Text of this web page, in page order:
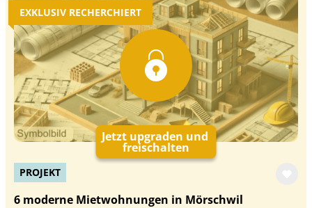
EXKLUSIV RECHERCHIERT
Jetzt upgraden und
freischalten
PROJEKT
6 moderne Mietwohnungen in Mörschwil